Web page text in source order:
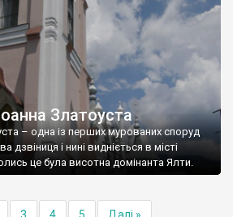
Златоуста
– одна із перших мурованих споруд
дзвіниця і нині видніється в місті
це була висотна домінанта Ялти.
3 4 5 Далі »